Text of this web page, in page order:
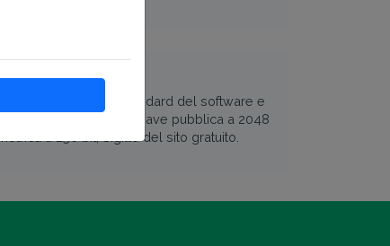
X.509 soddisfa gli standard del software e
la crittografia della chiave pubblica a 2048
a 256 bit, Sigillo del sito gratuito.